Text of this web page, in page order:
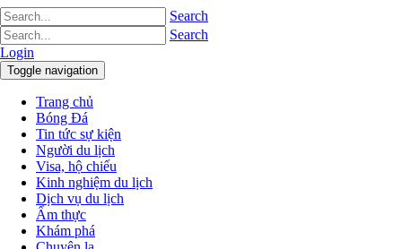
Search
Search
Login
Toggle navigation
Trang chủ
Bóng Đá
Tin tức sự kiện
Người du lịch
Visa, hộ chiếu
Kinh nghiệm du lịch
Dịch vụ du lịch
Ẩm thực
Khám phá